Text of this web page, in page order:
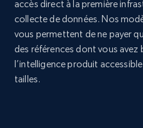
2.1K+ 375+
Amazon products
accès direct à la première
collecte de données. Nos
vous permettent de ne payer
des références dont vous avez
l’intelligence produit
tailles.